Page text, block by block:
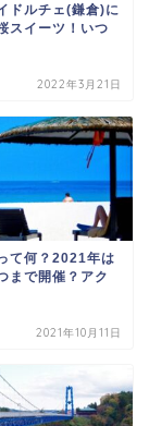
ドルチェ(鎌倉)に
スイーツ！いつ
2022年3月21日
て何？2021年は
まで開催？アク
2021年10月11日